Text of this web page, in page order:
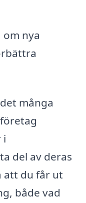
nya
många
i
del av deras
att du får ut
både vad